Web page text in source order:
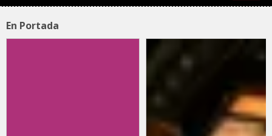
En Portada